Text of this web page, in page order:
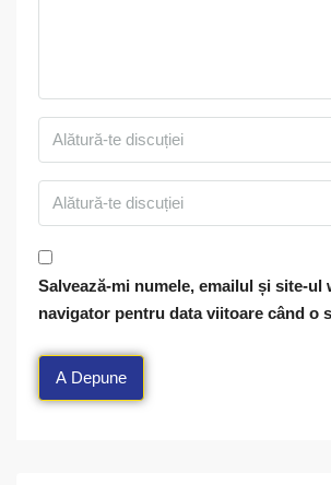
Salvează-mi numele, emailul și site-ul
navigator pentru data viitoare când o